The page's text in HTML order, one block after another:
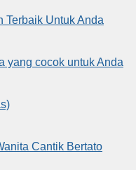
Terbaik Untuk Anda
yang cocok untuk Anda
Cantik Bertato